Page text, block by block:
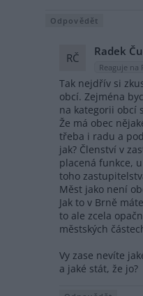
Odpovědět
RČ Radek
Reaguje na
Tak nejdřív si
obcí. Zejména
na kategorii obcí
Že má obec
třeba i radu a
jak? Členství v
placená funkce,
toho
Měst jako není
Jak to v Brně
to ale zcela
městských
Vy zase nevíte
a jaké stát, že jo?